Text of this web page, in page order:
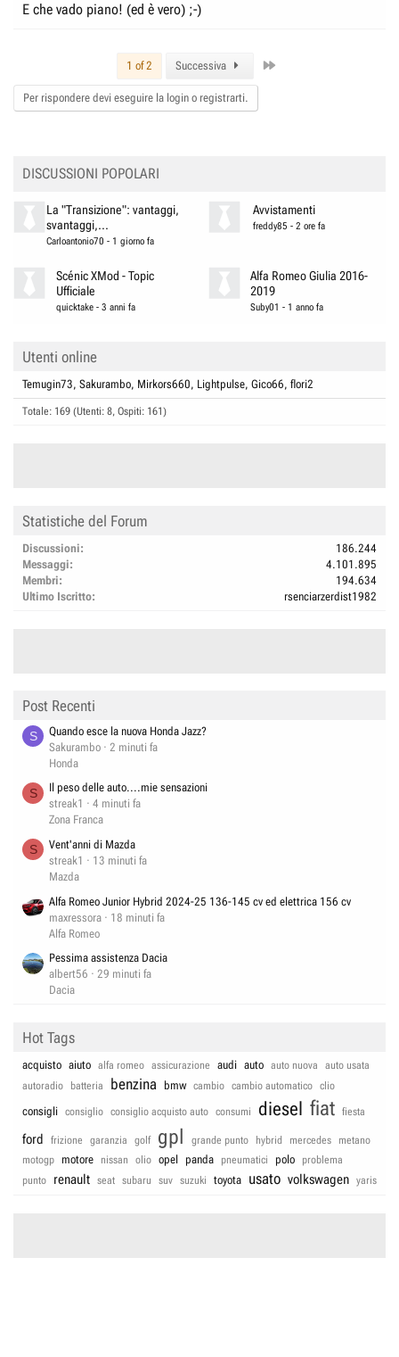
E che vado piano! (ed è vero) ;-)
1 of 2 Successiva
Per rispondere devi eseguire la login o registrarti.
DISCUSSIONI POPOLARI
La "Transizione": vantaggi,
svantaggi,...
Carloantonio70 - 1 giorno fa
Avvistamenti
freddy85 - 2 ore fa
Scénic XMod - Topic
Ufficiale
quicktake -3 anni fa
Alfa Romeo Giulia 2016-
2019
Suby01 - 1 anno fa
Utenti online
Temugin73 Sakurambo Mirkors660 Lightpulse Gico66 flori2
Totale: 169 (Utenti: 8, Ospiti: 161)
Statistiche del Forum
Discussioni
186.244
Messaggi
4.101.895
Membri
194.634
Ultimo Iscritto
rsenciarzerdist1982
Post Recenti
S
Quando esce la nuova Honda Jazz?
Sakurambo
2 minuti fa
Honda
S
Il peso delle auto....mie sensazioni
streak1
4 minuti fa
Zona Franca
S
Vent'anni di Mazda
streak1
13 minuti fa
Mazda
Alfa Romeo Junior Hybrid 2024-25 136-145 cv ed elettrica 156 cv
maxressora
18 minuti fa
Alfa Romeo
Pessima assistenza Dacia
albert56
29 minuti fa
Dacia
Hot Tags
acquisto aiuto alfa romeo assicurazione audi auto auto nuova
auto usata
autoradio
batteria benzina bmw cambio cambio automatico clio
consigli consiglio consiglio acquisto auto consumi diesel fiat fiesta
ford frizione garanzia golf gpl grande punto hybrid mercedes
metano
motogp
motore nissan olio opel panda pneumatici polo
problema
punto
renault seat subaru suv suzuki toyota usato volkswagen yaris